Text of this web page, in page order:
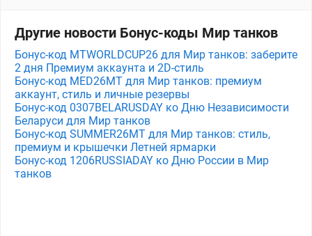
Другие новости Бонус-коды Мир танков
Бонус-код MTWORLDCUP26 для Мир танков: заберите
2 дня Премиум аккаунта и 2D-стиль
Бонус-код MED26MT для Мир танков: премиум
аккаунт, стиль и личные резервы
Бонус-код 0307BELARUSDAY ко Дню Независимости
Беларуси для Мир танков
Бонус-код SUMMER26MT для Мир танков: стиль,
премиум и крышечки Летней ярмарки
Бонус-код 1206RUSSIADAY ко Дню России в Мир
танков